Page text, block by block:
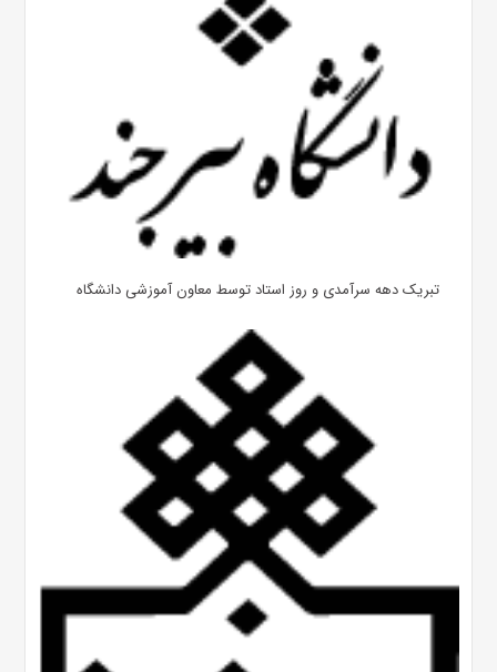
تبریک دهه سرآمدی و روز استاد توسط معاون آموزشی دانشگاه